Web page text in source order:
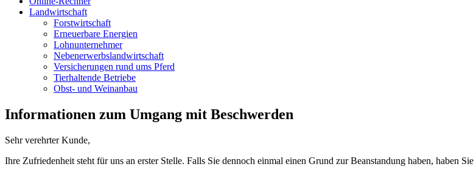
Landwirtschaft
Forstwirtschaft
Erneuerbare Energien
Lohnunternehmer
Nebenerwerbslandwirtschaft
Versicherungen rund ums Pferd
Tierhaltende Betriebe
Obst- und Weinanbau
Informationen zum Umgang mit Beschwerden
Sehr verehrter Kunde,
Ihre Zufriedenheit steht für uns an erster Stelle. Falls Sie dennoch einmal einen Grund zur Beanstandung haben, haben